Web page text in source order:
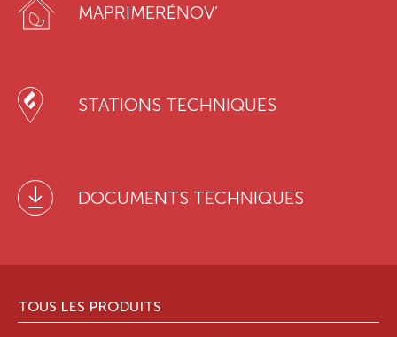
MAPRIMERÉNOV’
STATIONS TECHNIQUES
DOCUMENTS TECHNIQUES
TOUS LES PRODUITS